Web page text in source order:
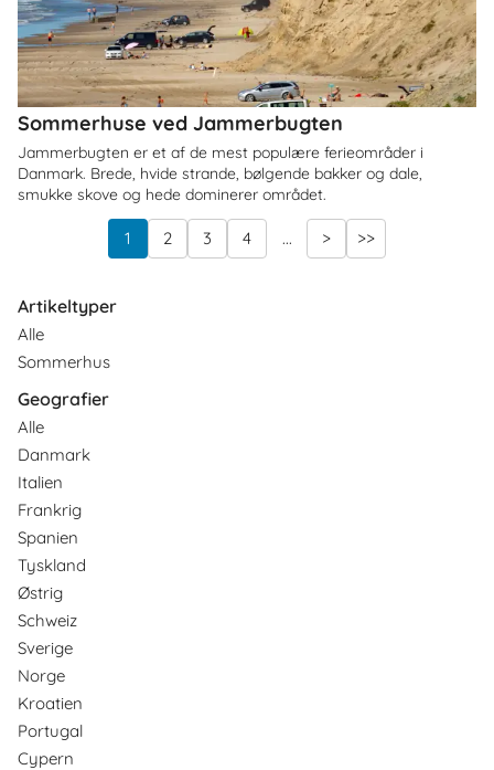
Sommerhuse ved Jammerbugten
Jammerbugten er et af de mest populære ferieområder i
Danmark. Brede, hvide strande, bølgende bakker og dale,
smukke skove og hede dominerer området.
1 2 3 4 ... > >>
Artikeltyper
Alle
Sommerhus
Geografier
Alle
Danmark
Italien
Frankrig
Spanien
Tyskland
Østrig
Schweiz
Sverige
Norge
Kroatien
Portugal
Cypern